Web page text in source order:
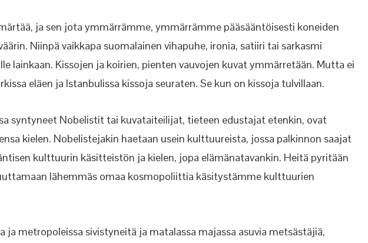
ja sen jota ymmärrämme, ymmärrämme pääsääntöisesti koneiden
Niinpä vaikkapa suomalainen vihapuhe, ironia, satiiri tai sarkasmi
lainkaan. Kissojen ja koirien, pienten vauvojen kuvat ymmärretään. Mutta ei
eläen ja Istanbulissa kissoja seuraten. Se kun on kissoja tulvillaan.
syntyneet Nobelistit tai kuvataiteilijat, tieteen edustajat etenkin, ovat
kielen. Nobelistejakin haetaan usein kulttuureista, jossa palkinnon saajat
kulttuurin käsitteistön ja kielen, jopa elämänatavankin. Heitä pyritään
lähemmäs omaa kosmopoliittia käsitystämme kulttuurien
ja metropoleissa sivistyneitä ja matalassa majassa asuvia metsästäjiä,